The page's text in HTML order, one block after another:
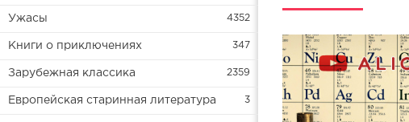
Ужасы 4352
Книги о приключениях 347
Зарубежная классика 2359
Европейская старинная литература 3